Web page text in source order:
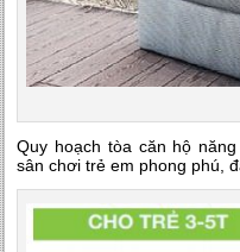
Quy hoạch tòa căn hộ
sân chơi trẻ em phong phú,